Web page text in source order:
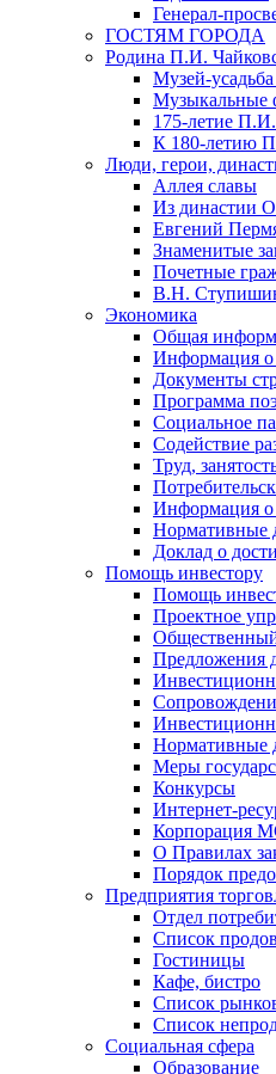
Генерал-
ГОСТЯМ ГОРОДА
Родина П.И.
Музей-
Музыкальные
175-летие
К 180-летию
Люди, герои,
Аллея славы
Из династии
Евгений
Знаменитые
Почетные
В.Н. Ступишин
Экономика
Общая
Информация о
Документы
Программа
Социальное
Содействие
Труд,
Информация о
Нормативные
Доклад о
Помощь инвестору
Помощь
Проектное
Предложения
Нормативные
Меры
Конкурсы
Интернет-
Корпорация
О Правилах
Порядок
Предприятия
Отдел
Список
Гостиницы
Кафе, бистро
Cписок
Список
Социальная сфера
Образование